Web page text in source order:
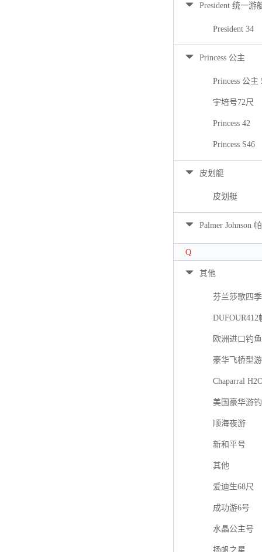
President 统一游
President 34
Princess 公主
Princess 公主
宇培号72尺
Princess 42
Princess S46
皮划艇
皮划艇
Palmer Johnson
Q
其他
芬兰莎歌四
DUFOUR412
欧洲进口钓
豪华飞桥型
Chaparral
美国豪华游
顺海夜游
新和平号
其他
爱迪生68尺
成功游6号
水晶公主号
扬帆之星